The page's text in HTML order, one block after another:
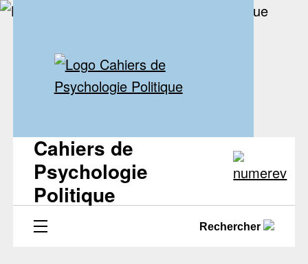
Cahiers de
Psychologie
Politique
Rechercher